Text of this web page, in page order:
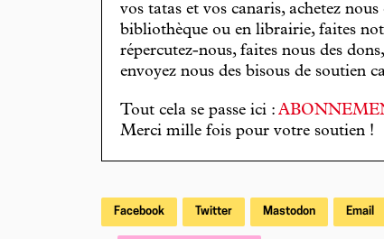
vos tatas et vos canaris, achetez
bibliothèque ou en librairie, faites
répercutez-nous, faites nous des
envoyez nous des bisous de soutien
Tout cela se passe ici :
Merci mille fois pour votre soutien !
Facebook Twitter Mastodon Email